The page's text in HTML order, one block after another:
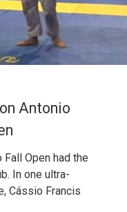
Antonio
Open had the
In one ultra-
Cássio Francis